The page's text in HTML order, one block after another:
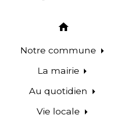
home
Notre commune
La mairie
Au quotidien
Vie locale